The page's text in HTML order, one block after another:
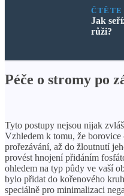
Jak
růži?
Péče o stromy po
Tyto postupy nejsou nijak
Vzhledem k tomu, že borovice
prořezávání, až do žloutnutí
provést hnojení přidáním
ohledem na typ půdy ve vaší
bylo přidat do kořenového
speciálně pro minimalizaci